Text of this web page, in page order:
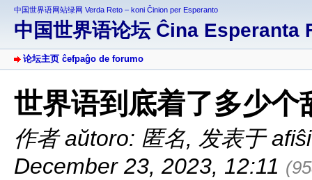
中国世界语网站绿网 Verda Reto – koni Ĉinion per Esperanto
中国世界语论坛 Ĉina Esperanta
论坛主页 ĉefpaĝo de forumo
世界语到底着了多少个
作者 aŭtoro: 匿名, 发表于
December 23, 2023, 12:11